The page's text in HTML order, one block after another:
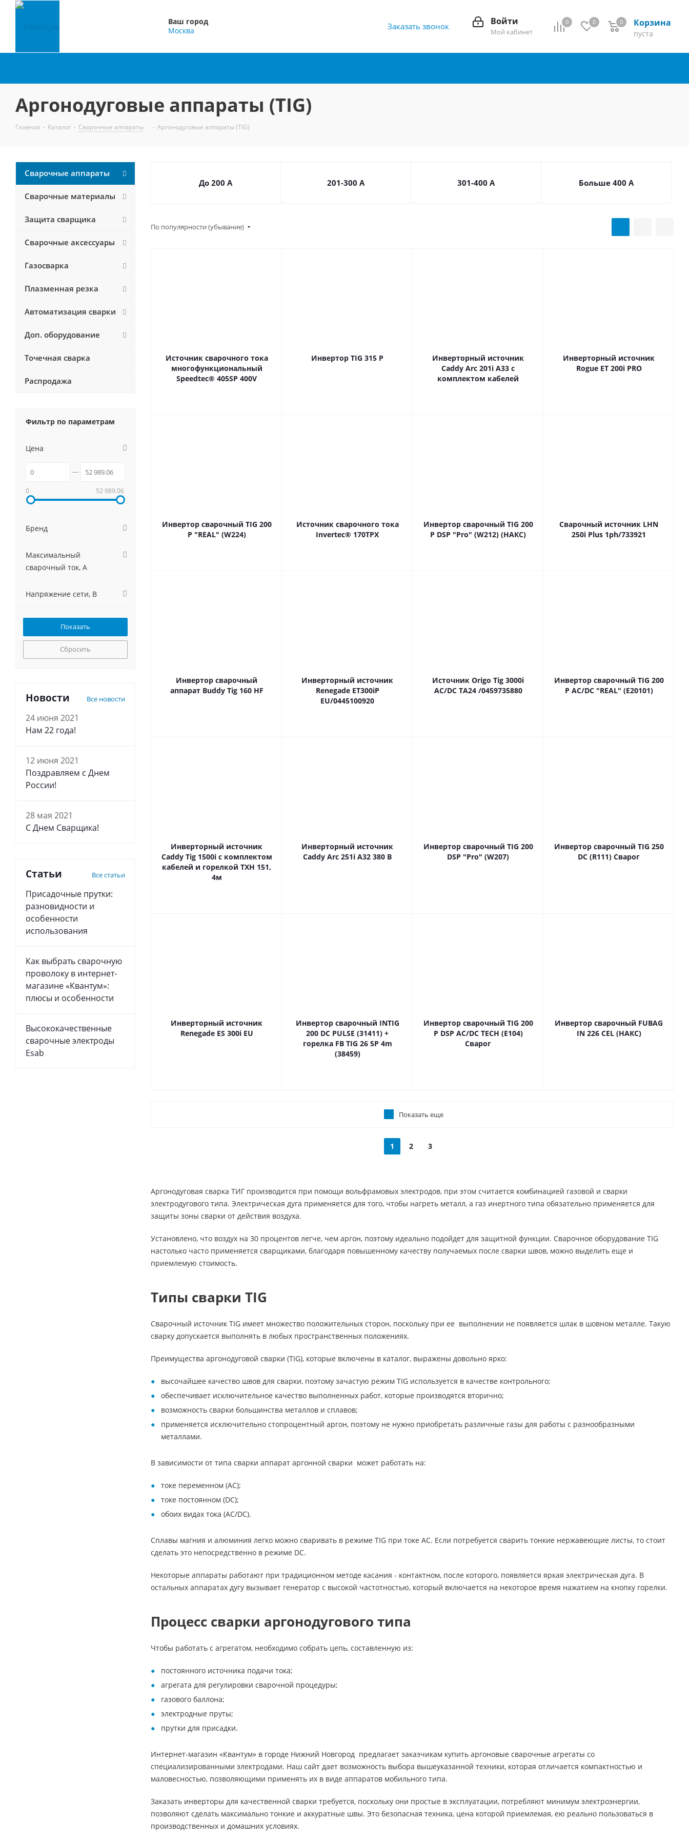
Ваш город
Москва
0 0 Корзина
0
пуста
0
Войти
Мой кабинет
Заказать звонок
Аргонодуговые аппараты (TIG)
Главная - Каталог - Сварочные аппараты - Аргонодуговые аппараты (TIG)
До 200 А 201-300 А 301-400 А Больше 400 А
По популярности (убывание)
Источник сварочного тока
многофункциональный
Speedtec® 405SP 400V
Инвертор ТIG 315 Р
Инверторный источник
Caddy Arc 201i А33 с
комплектом кабелей
Инверторный источник
Rogue ET 200i PRO
Инвертор сварочный TIG 200
P "REAL" (W224)
Источник сварочного тока
Invertec® 170TPX
Инвертор сварочный TIG 200
Р DSP "Pro" (W212) (НАКС)
Сварочный источник LHN
250i Plus 1ph/733921
Инвертор сварочный
аппарат Buddy Tig 160 HF
Инверторный источник
Renegade ET300iP
EU/0445100920
Источник Origo Tig 3000i
AC/DC TA24 /0459735880
Инвертор сварочный TIG 200
P AC/DC "REAL" (E20101)
Инверторный источник
Caddy Tig 1500i с комплектом
кабелей и горелкой TХН 151,
4м
Инверторный источник
Caddy Arc 251i A32 380 В
Инвертор сварочный TIG 200
DSP "Pro" (W207)
Инвертор сварочный TIG 250
DC (R111) Сварог
Инверторный источник
Renegade ES 300i EU
Инвертор сварочный INTIG
200 DC PULSE (31411) +
горелка FB TIG 26 5P 4m
(38459)
Инвертор сварочный TIG 200
P DSP AC/DC TECH (E104)
Сварог
Инвертор сварочный FUBAG
IN 226 CEL (НАКС)
Показать еще
1 2 3
Аргонодуговая сварка ТИГ производится при помощи вольфрамовых электродов, при этом считается комбинацией газовой и сварки
электродугового типа. Электрическая дуга применяется для того, чтобы нагреть металл, а газ инертного типа обязательно применяется для
защиты зоны сварки от действия воздуха.
Установлено, что воздух на 30 процентов легче, чем аргон, поэтому идеально подойдет для защитной функции. Сварочное оборудование TIG
настолько часто применяется сварщиками, благодаря повышенному качеству получаемых после сварки швов, можно выделить еще и
приемлемую стоимость.
Типы сварки TIG
Сварочный источник TIG имеет множество положительных сторон, поскольку при ее выполнении не появляется шлак в шовном металле. Такую
сварку допускается выполнять в любых пространственных положениях.
Преимущества аргонодуговой сварки (TIG), которые включены в каталог, выражены довольно ярко:
высочайшее качество швов для сварки, поэтому зачастую режим TIG используется в качестве контрольного;
обеспечивает исключительное качество выполненных работ, которые производятся вторично;
возможность сварки большинства металлов и сплавов;
применяется исключительно стопроцентный аргон, поэтому не нужно приобретать различные газы для работы с разнообразными
металлами.
В зависимости от типа сварки аппарат аргонной сварки может работать на:
токе переменном (AC);
токе постоянном (DC);
обоих видах тока (AC/DC).
Сплавы магния и алюминия легко можно сваривать в режиме TIG при токе AC. Если потребуется сварить тонкие нержавеющие листы, то стоит
сделать это непосредственно в режиме DC.
Некоторые аппараты работают при традиционном методе касания - контактном, после которого, появляется яркая электрическая дуга. В
остальных аппаратах дугу вызывает генератор с высокой частотностью, который включается на некоторое время нажатием на кнопку горелки.
Процесс сварки аргонодугового типа
Чтобы работать с агрегатом, необходимо собрать цепь, составленную из:
постоянного источника подачи тока;
агрегата для регулировки сварочной процедуры;
газового баллона;
электродные пруты;
прутки для присадки.
Интернет-магазин «Квантум» в городе Нижний Новгород предлагает заказчикам купить аргоновые сварочные агрегаты со
специализированными электродами. Наш сайт дает возможность выбора вышеуказанной техники, которая отличается компактностью и
маловесностью, позволяющими применять их в виде аппаратов мобильного типа.
Заказать инверторы для качественной сварки требуется, поскольку они простые в эксплуатации, потребляют минимум электроэнергии,
позволяют сделать максимально тонкие и аккуратные швы. Это безопасная техника, цена которой приемлемая, ею реально пользоваться в
производственных и домашних условиях.
Сварочные аппараты
Сварочные материалы
Защита сварщика
Сварочные аксессуары
Газосварка
Плазменная резка
Автоматизация сварки
Доп. оборудование
Точечная сварка
Распродажа
Фильтр по параметрам
Цена
0 52 989.06
Бренд
Максимальный
сварочный ток, А
Напряжение сети, В
Сбросить
Новости Все новости
24 июня 2021
Нам 22 года!
12 июня 2021
Поздравляем с Днем
России!
28 мая 2021
С Днем Сварщика!
Статьи Все статьи
Присадочные прутки:
разновидности и
особенности
использования
Как выбрать сварочную
проволоку в интернет-
магазине «Квантум»:
плюсы и особенности
Высококачественные
сварочные электроды
Esab